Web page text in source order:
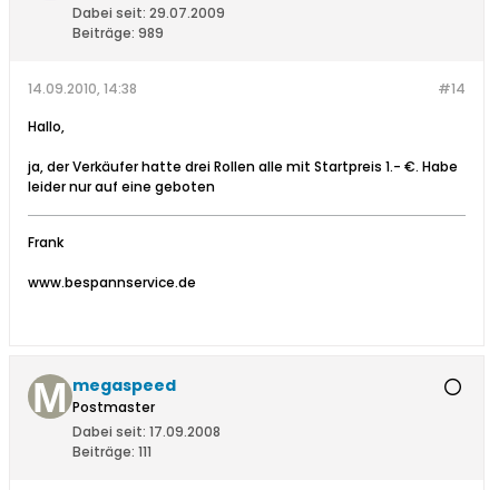
Dabei seit: 29.07.2009
Beiträge: 989
#14
14.09.2010, 14:38
Hallo,
ja, der Verkäufer hatte drei Rollen alle mit Startpreis 1.- €. Habe
leider nur auf eine geboten
Frank
www.bespannservice.de
megaspeed
Postmaster
Dabei seit: 17.09.2008
Beiträge: 111